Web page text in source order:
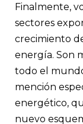
Finalmente,
sectores
crecimiento
energía. Son
todo el
mención
energético,
nuevo